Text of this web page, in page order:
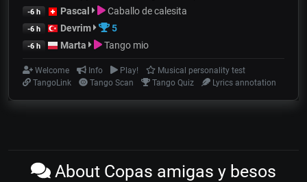
-6 h Pascal Caballo de calesita
-6 h Devrim 5
-6 h Marta Tango mio
Welcome Info Play!
Musical personality test
TangoLink
Tango Scan Tango Quiz Lyrics annotation
About Copas amigas y besos